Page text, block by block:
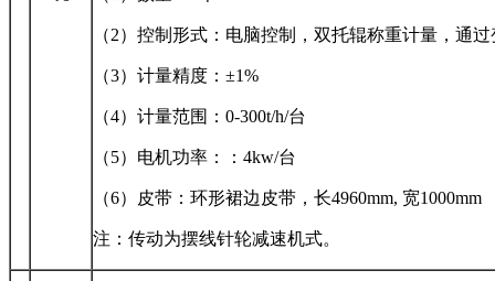
（2）控制形式：电脑控制，双托辊称重计量，通
（3）计量精度：±1%
（4）计量范围：0-300t/h/台
（5）电机功率：：4kw/台
（6）皮带：环形裙边皮带，长4960mm, 宽1000mm
注：传动为摆线针轮减速机式。